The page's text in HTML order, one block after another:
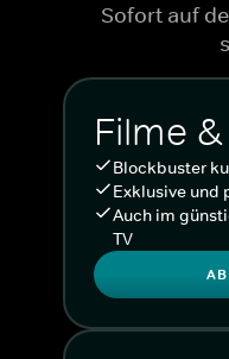
Sofort auf
Filme
Blockbuster
Exklusive und
Auch im
TV